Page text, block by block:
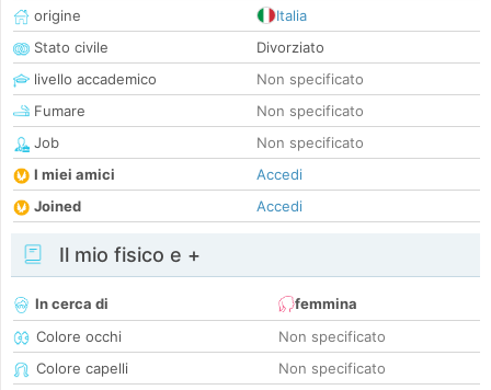
origine
Italia
Stato civile
Divorziato
livello accademico
Non specificato
Fumare
Non specificato
Job
Non specificato
I miei amici
Accedi
Joined
Accedi
Il mio fisico e +
In cerca di
femmina
Colore occhi
Non specificato
Colore capelli
Non specificato